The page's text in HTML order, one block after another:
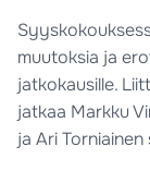
muutoksia ja
jatkokausille.
jatkaa Markku
ja Ari